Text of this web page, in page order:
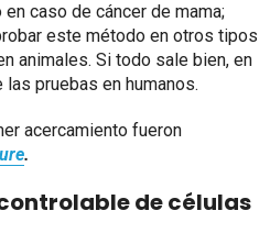
caso de cáncer de mama;
este método en otros tipos
animales. Si todo sale bien, en
pruebas en humanos.
acercamiento fueron
.
de células